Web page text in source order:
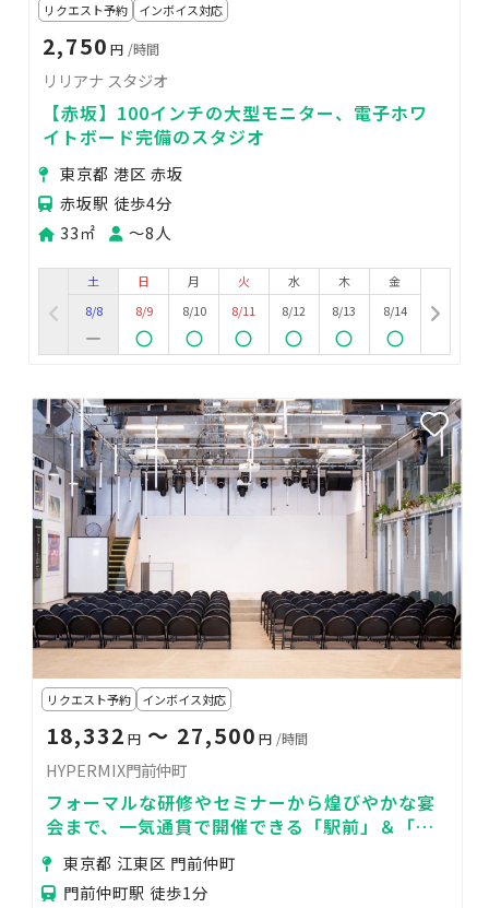
リクエスト予約 インボイス対応
2,750 円 /時間
リリアナ スタジオ
【赤坂】100インチの大型モニター、電子ホワ
イトボード完備のスタジオ
東京都 港区 赤坂
赤坂駅 徒歩4分
33㎡
〜8人
土
8/8
日
8/9
月
8/10
火
8/11
水
8/12
木
8/13
金
8/14
リクエスト予約 インボイス対応
18,332 円〜 27,500 円 /時間
HYPERMIX門前仲町
フォーマルな研修やセミナーから煌びやかな宴
会まで、一気通貫で開催できる「駅前」＆「ハ
イブリッド」なイベントホール！
東京都 江東区 門前仲町
門前仲町駅 徒歩1分